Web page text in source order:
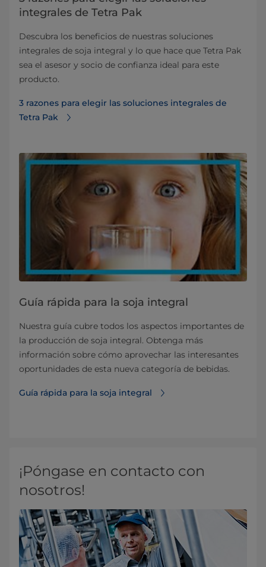
integrales de Tetra Pak
Descubra los beneficios de nuestras soluciones
integrales de soja integral y lo que hace que Tetra Pak
sea el asesor y socio de confianza ideal para este
producto.
3 razones para elegir las soluciones integrales de
Tetra Pak
Guía rápida para la soja integral
Nuestra guía cubre todos los aspectos importantes de
la producción de soja integral. Obtenga más
información sobre cómo aprovechar las interesantes
oportunidades de esta nueva categoría de bebidas.
Guía rápida para la soja integral
¡Póngase en contacto con
nosotros!